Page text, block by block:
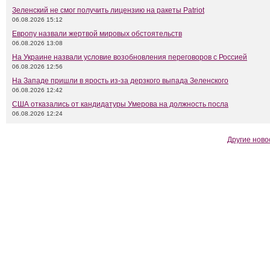
Зеленский не смог получить лицензию на ракеты Patriot
06.08.2026 15:12
Европу назвали жертвой мировых обстоятельств
06.08.2026 13:08
На Украине назвали условие возобновления переговоров с Россией
06.08.2026 12:56
На Западе пришли в ярость из-за дерзкого выпада Зеленского
06.08.2026 12:42
США отказались от кандидатуры Умерова на должность посла
06.08.2026 12:24
Другие